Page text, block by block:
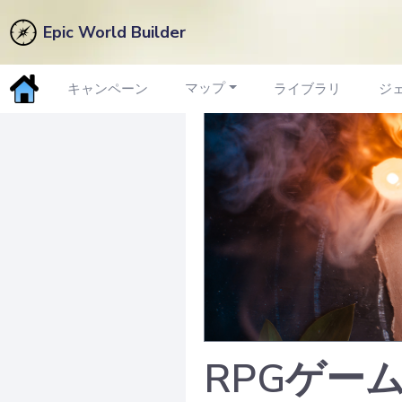
Epic World Builder
キャンペーン マップ ライブラリ ジ
RPGゲー